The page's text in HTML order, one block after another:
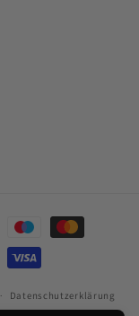
Datenschutzerklärung